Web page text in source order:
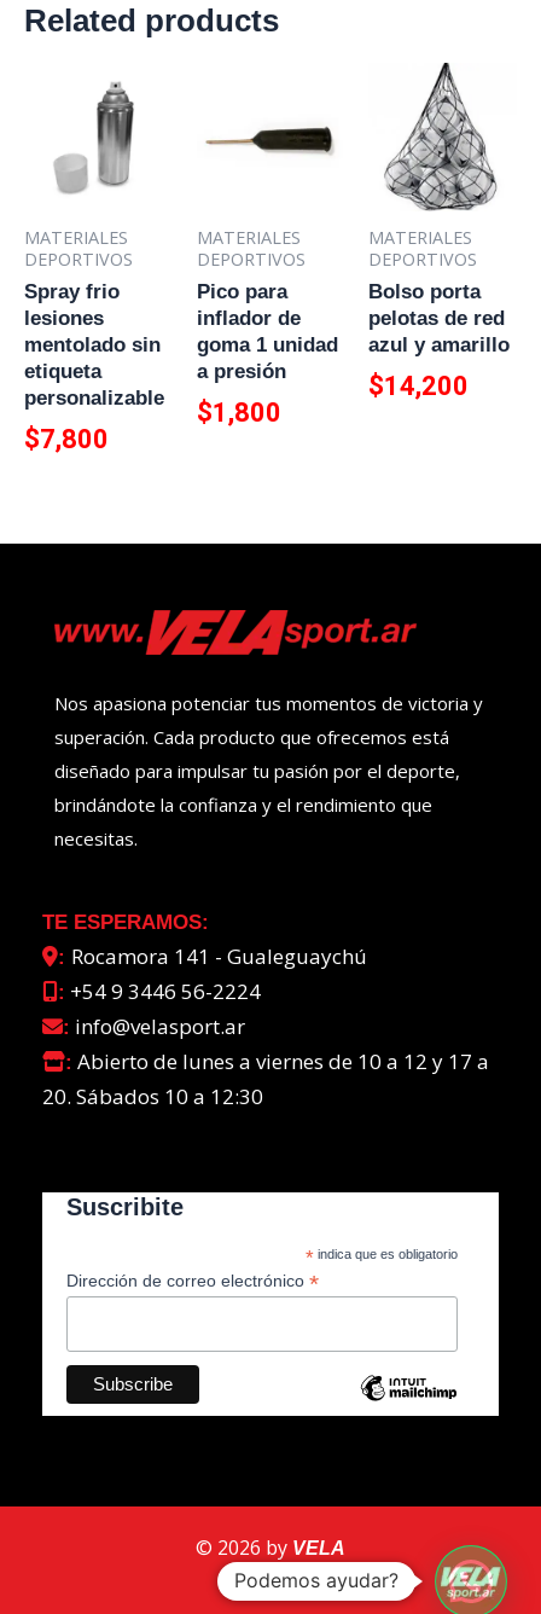
Related products
MATERIALES
DEPORTIVOS
Spray frio
lesiones
mentolado sin
etiqueta
personalizable
$7,800
MATERIALES
DEPORTIVOS
Pico para
inflador de
goma 1 unidad
a presión
$1,800
MATERIALES
DEPORTIVOS
Bolso porta
pelotas de red
azul y amarillo
$14,200
Nos apasiona potenciar tus momentos de victoria y
superación. Cada producto que ofrecemos está
diseñado para impulsar tu pasión por el deporte,
brindándote la confianza y el rendimiento que
necesitas.
TE ESPERAMOS:
: Rocamora 141 - Gualeguaychú
: +54 9 3446 56-2224
: info@velasport.ar
: Abierto de lunes a viernes de 10 a 12 y 17 a
20. Sábados 10 a 12:30
Suscribite
* indica que es obligatorio
Dirección de correo electrónico *
© 2026 by VELA
Podemos ayudar?